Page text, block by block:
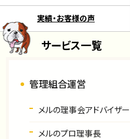
実績・お客様の声
サービス一覧
管理組合運営
メルの理事会アドバイザー
メルのプロ理事長